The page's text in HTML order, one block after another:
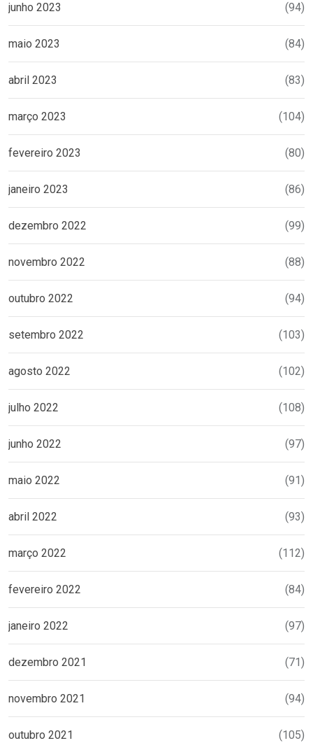
junho 2023 (94)
maio 2023 (84)
abril 2023 (83)
março 2023 (104)
fevereiro 2023 (80)
janeiro 2023 (86)
dezembro 2022 (99)
novembro 2022 (88)
outubro 2022 (94)
setembro 2022 (103)
agosto 2022 (102)
julho 2022 (108)
junho 2022 (97)
maio 2022 (91)
abril 2022 (93)
março 2022 (112)
fevereiro 2022 (84)
janeiro 2022 (97)
dezembro 2021 (71)
novembro 2021 (94)
outubro 2021 (105)